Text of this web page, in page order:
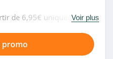
de 6,95€ uniquementVoir plus
promo